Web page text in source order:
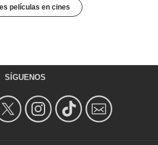
películas en cines
SÍGUENOS